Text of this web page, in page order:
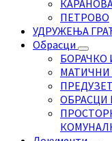
ПЕТРОВО
УДРУЖЕЊА
Обрасци
БОРАЧКО
МАТИЧНИ
ОБРАСЦИ